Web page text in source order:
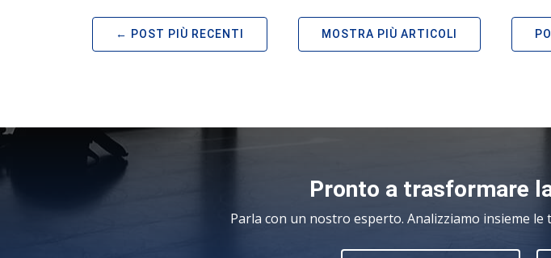
POST PIÙ RECENTI MOSTRA PIÙ ARTICOLI
Pronto a trasformare
Parla con un nostro esperto. Analizziamo insieme